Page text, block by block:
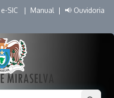
e-SIC | Manual | 📢 Ouvidoria